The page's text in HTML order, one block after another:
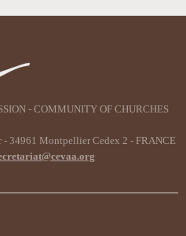
- COMMUNITY OF CHURCHES
- 34961 Montpellier Cedex 2 - FRANCE